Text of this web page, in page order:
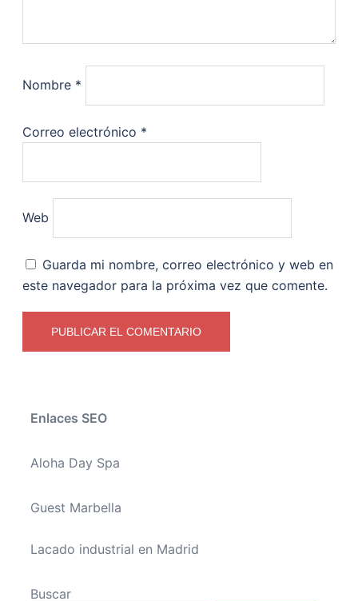
Nombre *
Correo electrónico *
Web
Guarda mi nombre, correo electrónico y web en
este navegador para la próxima vez que comente.
Enlaces SEO
Aloha Day Spa
Guest Marbella
Lacado industrial en Madrid
Buscar